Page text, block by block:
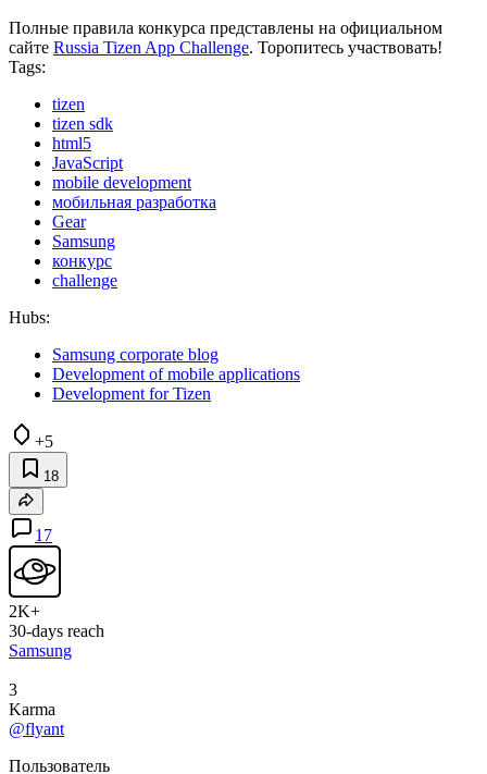
Полные правила конкурса представлены на официальном
сайте Russia Tizen App Challenge. Торопитесь участвовать!
Tags:
tizen
tizen sdk
html5
JavaScript
mobile development
мобильная разработка
Gear
Samsung
конкурс
challenge
Hubs:
Samsung corporate blog
Development of mobile applications
Development for Tizen
+5
18
17
2K+
30-days reach
Samsung
3
Karma
@flyant
Пользователь